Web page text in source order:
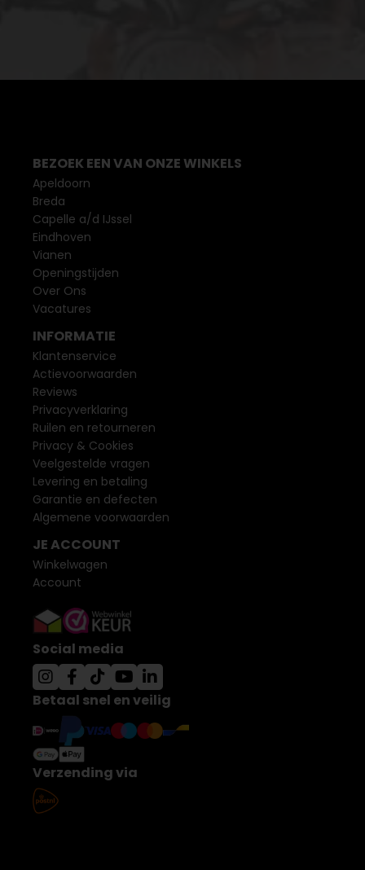
BEZOEK EEN VAN ONZE WINKELS
Apeldoorn
Breda
Capelle a/d IJssel
Eindhoven
Vianen
Openingstijden
Over Ons
Vacatures
INFORMATIE
Klantenservice
Actievoorwaarden
Reviews
Privacyverklaring
Ruilen en retourneren
Privacy & Cookies
Veelgestelde vragen
Levering en betaling
Garantie en defecten
Algemene voorwaarden
JE ACCOUNT
Winkelwagen
Account
Social media
Betaal snel en veilig
Verzending via